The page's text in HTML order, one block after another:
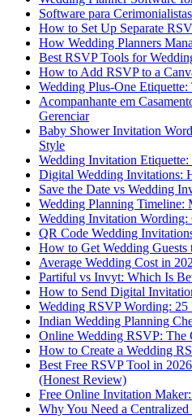
Software para
How to Set Up Separate
How Wedding Planners
Best RSVP Tools for
How to Add RSVP to a
Wedding Plus-One
Acompanhante em
Gerenciar
Baby Shower Invitation
Style
Wedding Invitation
Digital Wedding Invitations:
Save the Date vs Wedding
Wedding Planning
Wedding Invitation
QR Code Wedding
How to Get Wedding Guests
Average Wedding Cost in
Partiful vs Invyt: Which Is
How to Send Digital
Wedding RSVP Wording:
Indian Wedding Planning
Online Wedding RSVP: The
How to Create a Wedding
Best Free RSVP Tool in
(Honest Review)
Free Online Invitation
Why You Need a